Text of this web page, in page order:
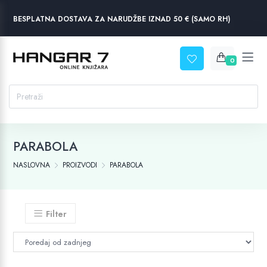
BESPLATNA DOSTAVA ZA NARUDŽBE IZNAD 50 € (SAMO RH)
0
PARABOLA
NASLOVNA PROIZVODI PARABOLA
Filter